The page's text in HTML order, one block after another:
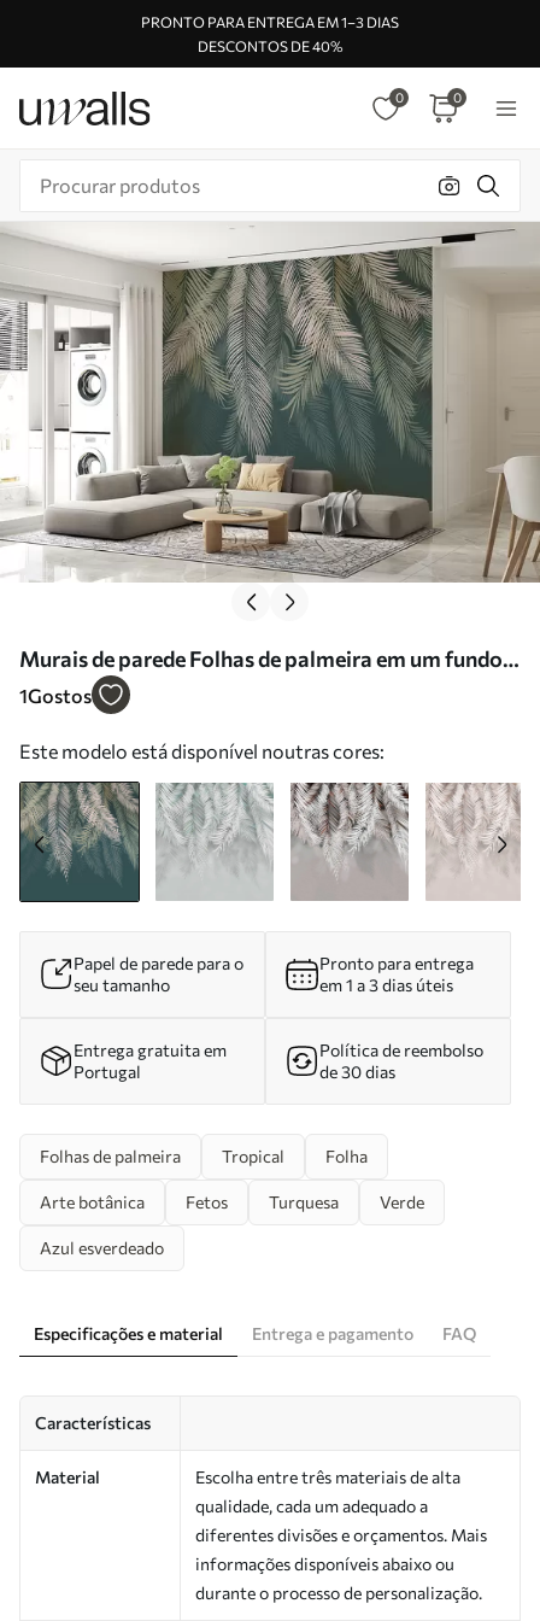
PRONTO PARA ENTREGA EM 1–3 DIAS
DESCONTOS DE 40%
0 0
Murais de parede Folhas de palmeira em um fundo
verde escuro Nr. u48556v2
1Gostos
Este modelo está disponível noutras cores:
Papel de parede para o
seu tamanho
Pronto para entrega
em 1 a 3 dias úteis
Entrega gratuita em
Portugal
Política de reembolso
de 30 dias
Folhas de palmeira Tropical Folha
Arte botânica Fetos Turquesa Verde
Azul esverdeado
Especificações e material Entrega e pagamento FAQ
Características
Material
Escolha entre três materiais de alta
qualidade, cada um adequado a
diferentes divisões e orçamentos. Mais
informações disponíveis abaixo ou
durante o processo de personalização.